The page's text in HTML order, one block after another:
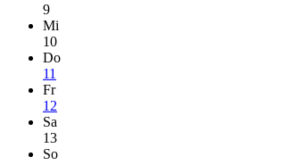
9
Mi
10
Do
11
Fr
12
Sa
13
So